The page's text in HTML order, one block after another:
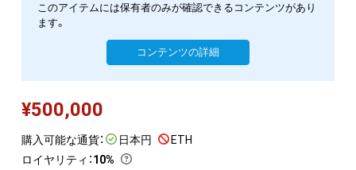
このアイテムには保有者のみが確認できるコンテンツがあり
ます。
コンテンツの詳細
¥500,000
購入可能な通貨： 日本円
ETH
ロイヤリティ ：10%